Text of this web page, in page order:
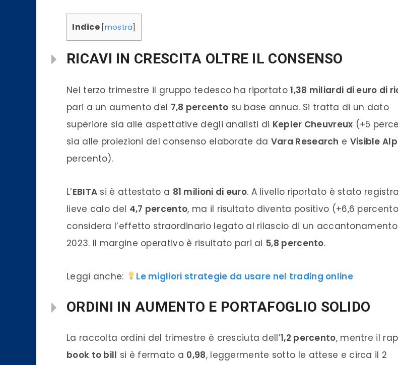
Indice [mostra]
RICAVI IN CRESCITA OLTRE IL CONSENSO
Nel terzo trimestre il gruppo tedesco ha riportato1,38 miliardi di euro di
pari a un aumento del 7,8 percento su base annua. Si tratta di un dato
superiore sia alle aspettative degli analisti di Kepler Cheuvreux (+5
sia alle proiezioni del consenso elaborate da Vara Research e Visible
percento).
L’EBITA si è attestato a 81 milioni di euro. A livello riportato è stato
lieve calo del 4,7 percento, ma il risultato diventa positivo (+6,6
considera l’effetto straordinario legato al rilascio di un
2023. Il margine operativo è risultato pari al 5,8 percento.
Leggi anche: Le migliori strategie da usare nel trading online
ORDINI IN AUMENTO E PORTAFOGLIO SOLIDO
La raccolta ordini del trimestre è cresciuta dell’1,2 percento, mentre il
book to bill si è fermato a 0,98, leggermente sotto le attese e circa il 2